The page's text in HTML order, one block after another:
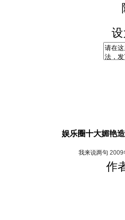
娱乐圈十大媚艳
我来说两句 2009
作